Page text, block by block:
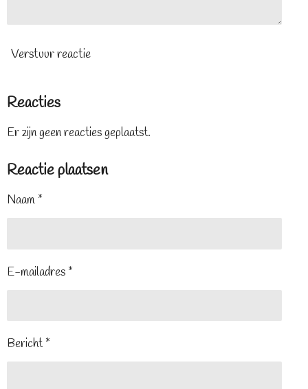
Verstuur reactie
Reacties
Er zijn geen reacties geplaatst.
Reactie plaatsen
Naam *
E-mailadres *
Bericht *